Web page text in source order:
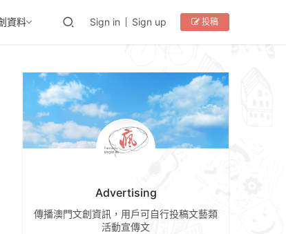
資料 Sign in Sign up 投稿
Advertising
傳播澳門文創資訊，用戶可自行投稿文藝類
活動宣傳文